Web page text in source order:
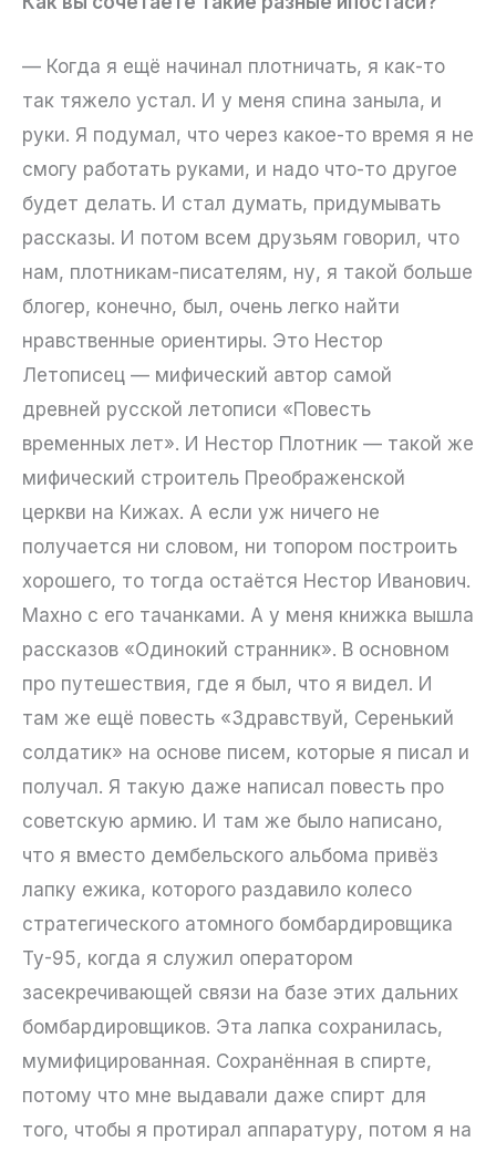
— Когда я ещё начинал плотничать, я как-то
так тяжело устал. И у меня спина заныла, и
руки. Я подумал, что через какое-то время я не
смогу работать руками, и надо что-то другое
будет делать. И стал думать, придумывать
рассказы. И потом всем друзьям говорил, что
нам, плотникам-писателям, ну, я такой больше
блогер, конечно, был, очень легко найти
нравственные ориентиры. Это Нестор
Летописец — мифический автор самой
древней русской летописи «Повесть
временных лет». И Нестор Плотник — такой же
мифический строитель Преображенской
церкви на Кижах. А если уж ничего не
получается ни словом, ни топором построить
хорошего, то тогда остаётся Нестор Иванович.
Махно с его тачанками. А у меня книжка вышла
рассказов «Одинокий странник». В основном
про путешествия, где я был, что я видел. И
там же ещё повесть «Здравствуй, Серенький
солдатик» на основе писем, которые я писал и
получал. Я такую даже написал повесть про
советскую армию. И там же было написано,
что я вместо дембельского альбома привёз
лапку ежика, которого раздавило колесо
стратегического атомного бомбардировщика
Ту-95, когда я служил оператором
засекречивающей связи на базе этих дальних
бомбардировщиков. Эта лапка сохранилась,
мумифицированная. Сохранённая в спирте,
потому что мне выдавали даже спирт для
того, чтобы я протирал аппаратуру, потом я на